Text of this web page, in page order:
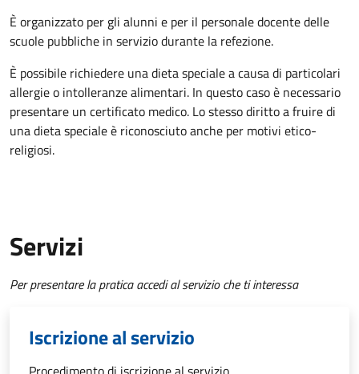
È organizzato per gli alunni e per il personale docente delle
scuole pubbliche in servizio durante la refezione.
È possibile richiedere una dieta speciale a causa di particolari
allergie o intolleranze alimentari. In questo caso è necessario
presentare un certificato medico. Lo stesso diritto a fruire di
una dieta speciale è riconosciuto anche per motivi etico-
religiosi.
Servizi
Per presentare la pratica accedi al servizio che ti interessa
Iscrizione al servizio